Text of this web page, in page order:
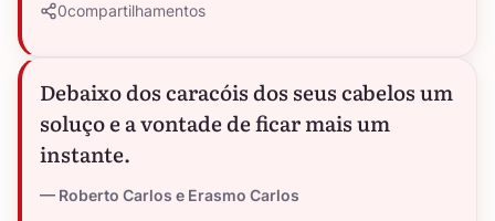
0compartilhamentos
Debaixo dos caracóis dos seus cabelos um
soluço e a vontade de ficar mais um
instante.
Roberto Carlos e Erasmo Carlos